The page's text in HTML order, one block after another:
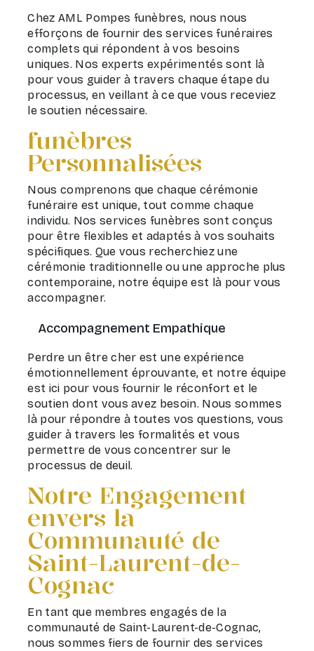
Chez AML Pompes funèbres, nous nous
efforçons de fournir des services funéraires
complets qui répondent à vos besoins
uniques. Nos experts expérimentés sont là
pour vous guider à travers chaque étape du
processus, en veillant à ce que vous receviez
le soutien nécessaire.
funèbres
Personnalisées
Nous comprenons que chaque cérémonie
funéraire est unique, tout comme chaque
individu. Nos services funèbres sont conçus
pour être flexibles et adaptés à vos souhaits
spécifiques. Que vous recherchiez une
cérémonie traditionnelle ou une approche plus
contemporaine, notre équipe est là pour vous
accompagner.
Accompagnement Empathique
Perdre un être cher est une expérience
émotionnellement éprouvante, et notre équipe
est ici pour vous fournir le réconfort et le
soutien dont vous avez besoin. Nous sommes
là pour répondre à toutes vos questions, vous
guider à travers les formalités et vous
permettre de vous concentrer sur le
processus de deuil.
Notre Engagement
envers la
Communauté de
Saint-Laurent-de-
Cognac
En tant que membres engagés de la
communauté de Saint-Laurent-de-Cognac,
nous sommes fiers de fournir des services